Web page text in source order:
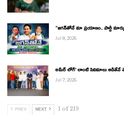
“జగన్‌తోనే మా ప్రయాణం.. పార్టీ
Jul 8, 2026
అమీర్ లోగ్’ లాంటి సినిమాలు ఆడితేనే
Jul 7, 2026
PREV NEXT 1 of 219